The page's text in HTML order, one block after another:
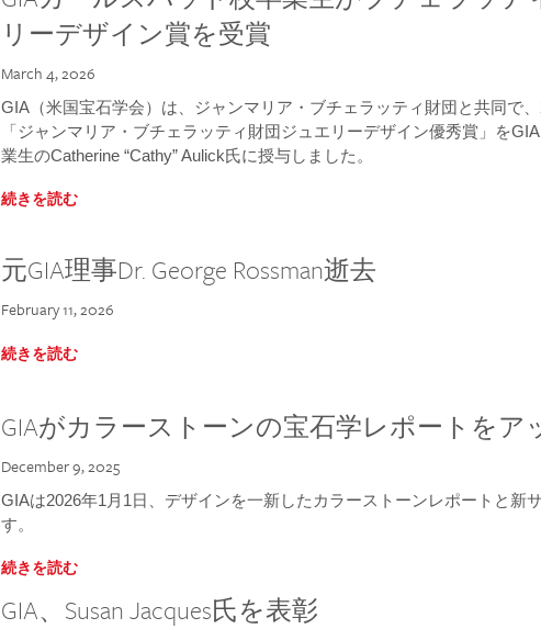
リーデザイン賞を受賞
March 4, 2026
GIA（米国宝石学会）は、ジャンマリア・ブチェラッティ財団と共同で
「ジャンマリア・ブチェラッティ財団ジュエリーデザイン優秀賞」を
業生のCatherine “Cathy” Aulick氏に授与しました。
続きを読む
元GIA理事Dr. George Rossman逝去
February 11, 2026
続きを読む
GIAがカラーストーンの宝石学レポートをア
December 9, 2025
GIAは2026年1月1日、デザインを一新したカラーストーンレポートと新
す。
続きを読む
GIA、Susan Jacques氏を表彰